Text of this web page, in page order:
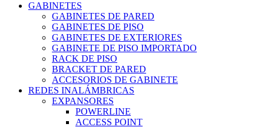
GABINETES
GABINETES DE PARED
GABINETES DE PISO
GABINETES DE EXTERIORES
GABINETE DE PISO IMPORTADO
RACK DE PISO
BRACKET DE PARED
ACCESORIOS DE GABINETE
REDES INALÁMBRICAS
EXPANSORES
POWERLINE
ACCESS POINT